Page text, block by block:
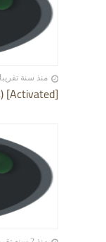
منذ سنة تقريبا
[Activated]